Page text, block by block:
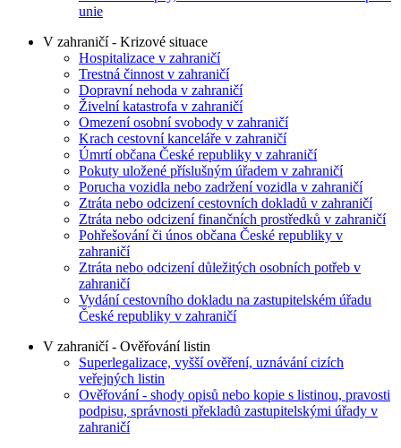
unie
V zahraničí - Krizové situace
Hospitalizace v zahraničí
Trestná činnost v zahraničí
Dopravní nehoda v zahraničí
Živelní katastrofa v zahraničí
Omezení osobní svobody v zahraničí
Krach cestovní kanceláře v zahraničí
Úmrtí občana České republiky v zahraničí
Pokuty uložené příslušným úřadem v zahraničí
Porucha vozidla nebo zadržení vozidla v zahraničí
Ztráta nebo odcizení cestovních dokladů v zahraničí
Ztráta nebo odcizení finančních prostředků v zahraničí
Pohřešování či únos občana České republiky v
zahraničí
Ztráta nebo odcizení důležitých osobních potřeb v
zahraničí
Vydání cestovního dokladu na zastupitelském úřadu
České republiky v zahraničí
V zahraničí - Ověřování listin
Superlegalizace, vyšší ověření, uznávání cizích
veřejných listin
Ověřování - shody opisů nebo kopie s listinou, pravosti
podpisu, správnosti překladů zastupitelskými úřady v
zahraničí